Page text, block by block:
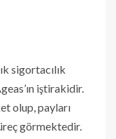
sigortacılık
iştirakidir.
olup, payları
görmektedir.